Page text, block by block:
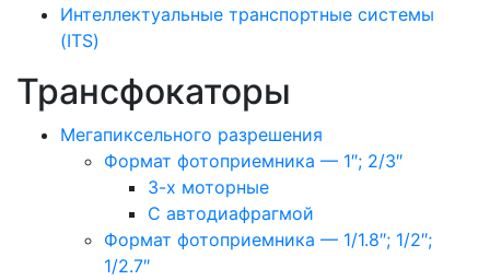
Интеллектуальные транспортные системы
(ITS)
Трансфокаторы
Мегапиксельного разрешения
Формат фотоприемника — 1″; 2/3″
3-х моторные
С автодиафрагмой
Формат фотоприемника — 1/1.8″; 1/2″;
1/2.7″